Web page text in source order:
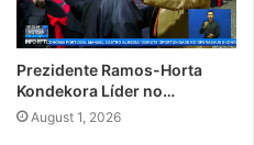
Prezidente Ramos-Horta
Kondekora Líder no…
August 1, 2026